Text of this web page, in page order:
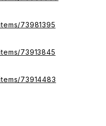
73981395
73913845
73914483